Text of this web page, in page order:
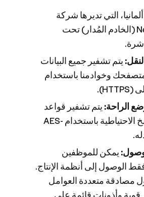
ألمانيا، التي تديرها شركة
Netcup GmbH (الخادم المُدار) تحت
يتم تشفير جميع البيانات
متصفحك وخوادمنا باستخدام
الراحة: يتم تشفير قواعد
البيانات والنسخ الاحتياطية باستخدام AES-
يمكن للموظفين
الوصول إلى أنظمة الإنتاج.
مصادقة متعددة العوامل
وأذونات قائمة على